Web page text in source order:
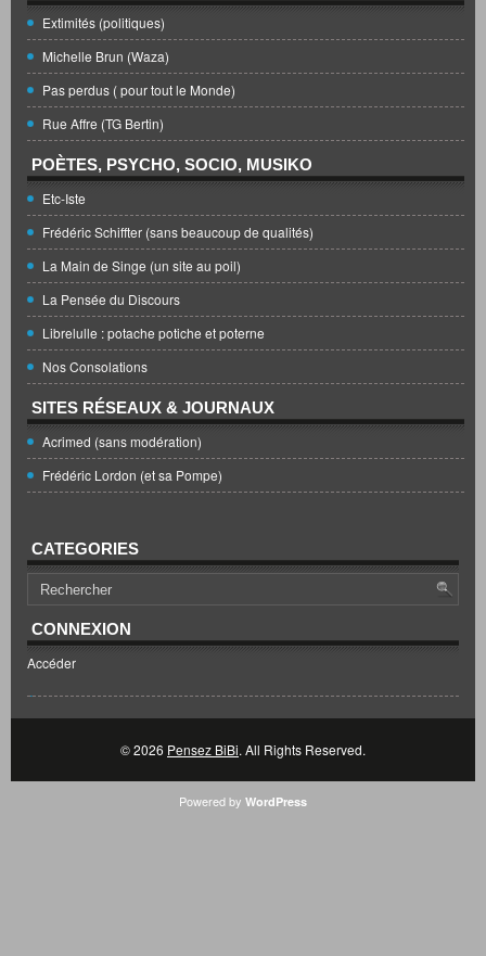
Extimités (politiques)
Michelle Brun (Waza)
Pas perdus ( pour tout le Monde)
Rue Affre (TG Bertin)
POÈTES, PSYCHO, SOCIO, MUSIKO
Etc-Iste
Frédéric Schiffter (sans beaucoup de qualités)
La Main de Singe (un site au poil)
La Pensée du Discours
Librelulle : potache potiche et poterne
Nos Consolations
SITES RÉSEAUX & JOURNAUX
Acrimed (sans modération)
Frédéric Lordon (et sa Pompe)
CATEGORIES
CONNEXION
Accéder
© 2026 Pensez BiBi. All Rights Reserved.
Powered by WordPress